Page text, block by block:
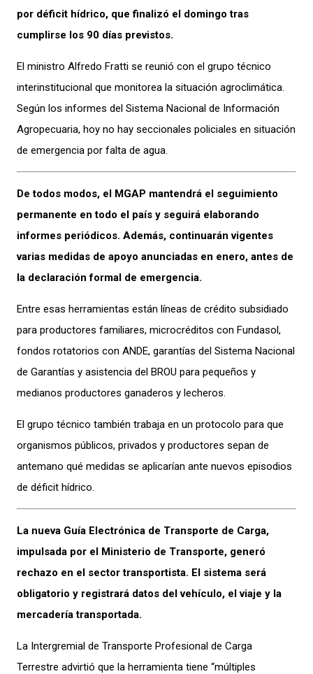
por déficit hídrico, que finalizó el domingo tras
cumplirse los 90 días previstos.
El ministro Alfredo Fratti se reunió con el grupo técnico
interinstitucional que monitorea la situación agroclimática.
Según los informes del Sistema Nacional de Información
Agropecuaria, hoy no hay seccionales policiales en situación
de emergencia por falta de agua.
De todos modos, el MGAP mantendrá el seguimiento
permanente en todo el país y seguirá elaborando
informes periódicos. Además, continuarán vigentes
varias medidas de apoyo anunciadas en enero, antes de
la declaración formal de emergencia.
Entre esas herramientas están líneas de crédito subsidiado
para productores familiares, microcréditos con Fundasol,
fondos rotatorios con ANDE, garantías del Sistema Nacional
de Garantías y asistencia del BROU para pequeños y
medianos productores ganaderos y lecheros.
El grupo técnico también trabaja en un protocolo para que
organismos públicos, privados y productores sepan de
antemano qué medidas se aplicarían ante nuevos episodios
de déficit hídrico.
La nueva Guía Electrónica de Transporte de Carga,
impulsada por el Ministerio de Transporte, generó
rechazo en el sector transportista. El sistema será
obligatorio y registrará datos del vehículo, el viaje y la
mercadería transportada.
La Intergremial de Transporte Profesional de Carga
Terrestre advirtió que la herramienta tiene “múltiples